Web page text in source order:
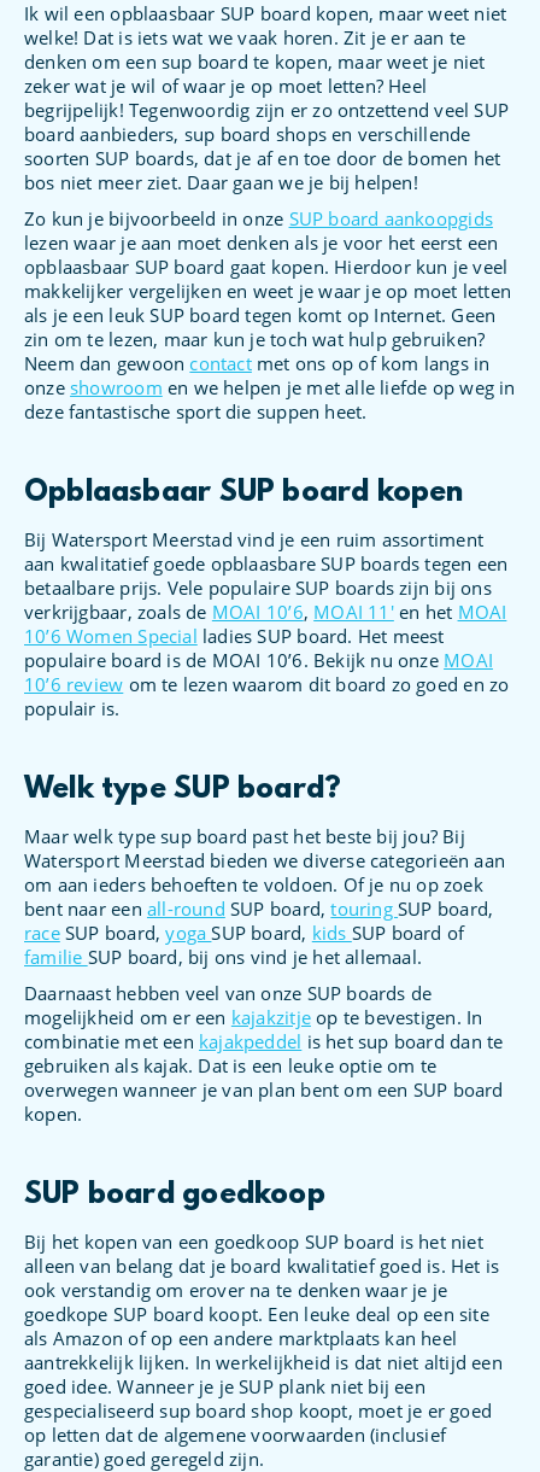
Ik wil een opblaasbaar SUP board kopen, maar weet niet
welke! Dat is iets wat we vaak horen. Zit je er aan te
denken om een sup board te kopen, maar weet je niet
zeker wat je wil of waar je op moet letten? Heel
begrijpelijk! Tegenwoordig zijn er zo ontzettend veel SUP
board aanbieders, sup board shops en verschillende
soorten SUP boards, dat je af en toe door de bomen het
bos niet meer ziet. Daar gaan we je bij helpen!
Zo kun je bijvoorbeeld in onze SUP board aankoopgids
lezen waar je aan moet denken als je voor het eerst een
opblaasbaar SUP board gaat kopen. Hierdoor kun je veel
makkelijker vergelijken en weet je waar je op moet letten
als je een leuk SUP board tegen komt op Internet. Geen
zin om te lezen, maar kun je toch wat hulp gebruiken?
Neem dan gewoon contactmet ons op of kom langs in
onzeshowroom en we helpen je met alle liefde op weg in
deze fantastische sport die suppen heet.
Opblaasbaar SUP board kopen
Bij Watersport Meerstad vind je een ruim assortiment
aan kwalitatief goede opblaasbare SUP boards tegen een
betaalbare prijs. Vele populaire SUP boards zijn bij ons
verkrijgbaar, zoals de MOAI 10’6, MOAI 11′en het MOAI
10’6 Women Special ladies SUP board. Het meest
populaire board is de MOAI 10’6. Bekijk nu onze MOAI
10’6 review om te lezen waarom dit board zo goed en zo
populair is.
Welk type SUP board?
Maar welk type sup board past het beste bij jou? Bij
Watersport Meerstad bieden we diverse categorieën aan
om aan ieders behoeften te voldoen. Of je nu op zoek
bent naar een all-round SUP board,touringSUP board,
raceSUP board,yogaSUP board, kids SUP board of
familie SUP board, bij ons vind je het allemaal.
Daarnaast hebben veel van onze SUP boards de
mogelijkheid om er een kajakzitjeop te bevestigen. In
combinatie met een kajakpeddel is het sup board dan te
gebruiken als kajak. Dat is een leuke optie om te
overwegen wanneer je van plan bent om een SUP board
kopen.
SUP board goedkoop
Bij het kopen van een goedkoop SUP board is het niet
alleen van belang dat je board kwalitatief goed is. Het is
ook verstandig om erover na te denken waar je je
goedkope SUP board koopt. Een leuke deal op een site
als Amazon of op een andere marktplaats kan heel
aantrekkelijk lijken. In werkelijkheid is dat niet altijd een
goed idee. Wanneer je je SUP plank niet bij een
gespecialiseerd sup board shop koopt, moet je er goed
op letten dat de algemene voorwaarden (inclusief
garantie) goed geregeld zijn.